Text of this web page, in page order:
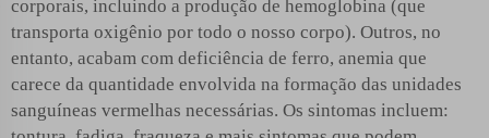
corporais, incluindo a produção de hemoglobina (que
transporta oxigênio por todo o nosso corpo). Outros, no
entanto, acabam com deficiência de ferro, anemia que
carece da quantidade envolvida na formação das unidades
sanguíneas vermelhas necessárias. Os sintomas incluem: